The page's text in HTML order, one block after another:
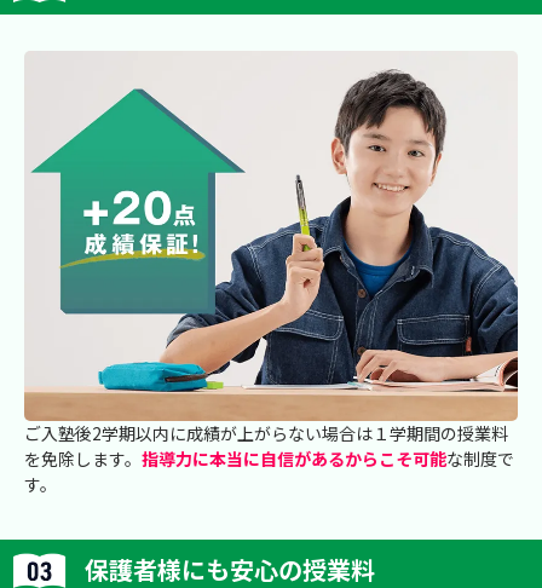
ご入塾後2学期以内に成績が上がらない場合は１学期間の授業料
を免除します。 指導力に本当に自信があるからこそ可能な制度で
す。
保護者様にも安心の授業料